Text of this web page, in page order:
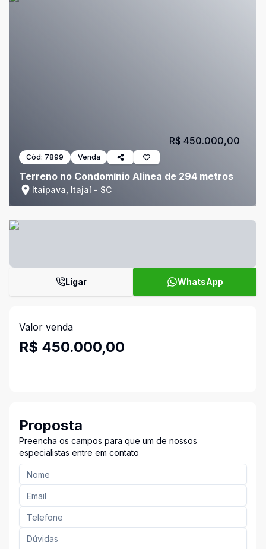
Cód: 7899 Venda
Terreno no Condomínio Alinea de 294 metros
Itaipava, Itajaí - SC
R$ 450.000,00
Ligar WhatsApp
Valor venda
R$ 450.000,00
Proposta
Preencha os campos para que um de nossos
especialistas entre em contato